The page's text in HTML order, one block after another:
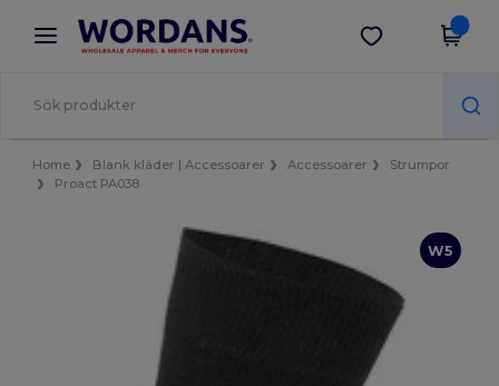
× Wordans-app
Bättre priser i appen!
Hämta app
Home Blank kläder | Accessoarer Accessoarer
Strumpor
Proact PA038
W5